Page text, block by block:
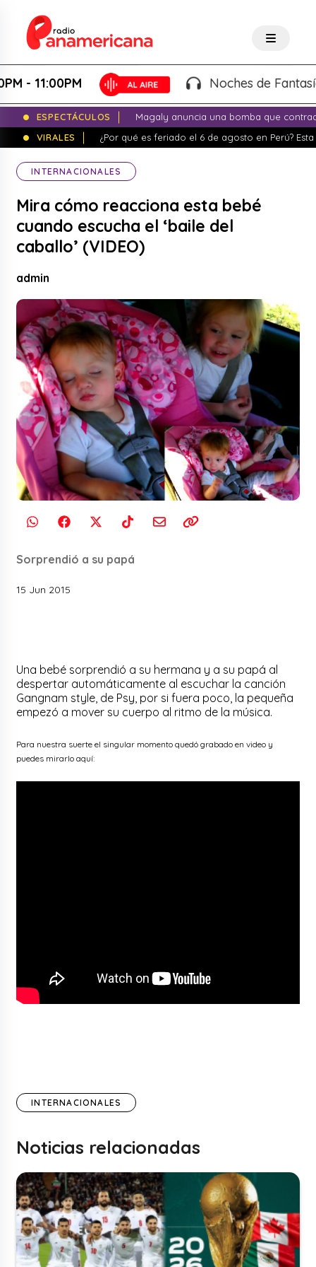
11:00PM Noches de Fantasía -
ESPECTÁCULOS
Magaly anuncia una bomba que
VIRALES
¿Por qué es feriado el 6 de agosto en Perú?
INTERNACIONALES
Mira cómo reacciona esta bebé
cuando escucha el ‘baile del
caballo’ (VIDEO)
admin
Sorprendió a su papá
15 Jun 2015
Una bebé sorprendió a su hermana y a su papá al
despertar automáticamente al escuchar la canción
Gangnam style, de Psy, por si fuera poco, la pequeña
empezó a mover su cuerpo al ritmo de la música.
Para nuestra suerte el singular momento quedó grabado en video y
puedes mirarlo aquí:
INTERNACIONALES
Noticias relacionadas